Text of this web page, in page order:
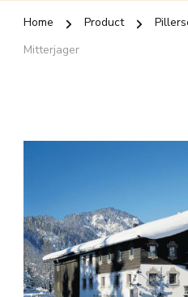
Home Product
Mitterjager